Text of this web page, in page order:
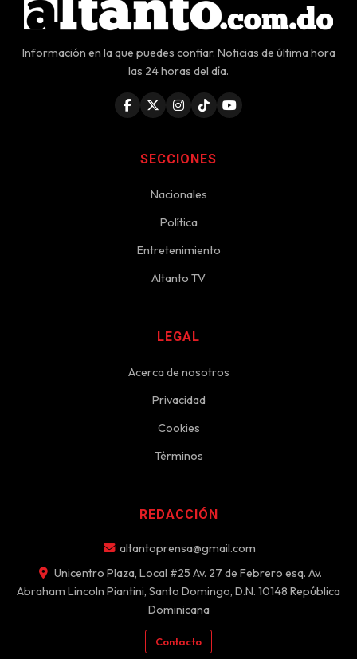
Información en la que puedes confiar. Noticias de última hora
las 24 horas del día.
SECCIONES
Nacionales
Política
Entretenimiento
Altanto TV
LEGAL
Acerca de nosotros
Privacidad
Cookies
Términos
REDACCIÓN
altantoprensa@gmail.com
Unicentro Plaza, Local #25 Av. 27 de Febrero esq. Av.
Abraham Lincoln Piantini, Santo Domingo, D.N. 10148 República
Dominicana
Contacto